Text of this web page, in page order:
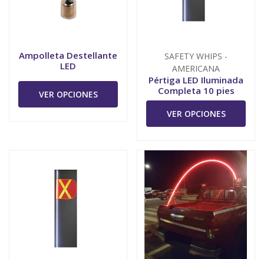
Ampolleta Destellante
LED
VER OPCIONES
SAFETY WHIPS -
AMERICANA
Pértiga LED Iluminada
Completa 10 pies
VER OPCIONES